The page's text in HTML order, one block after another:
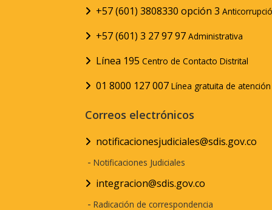
+57 (601) 3808330 opción 3
+57 (601) 3 27 97 97 Administrativa
Línea 195 Centro de Contacto Distrital
01 8000 127 007 Línea gratuita de
Correos electrónicos
notificacionesjudiciales@sdis.gov.co
- Notificaciones Judiciales
integracion@sdis.gov.co
- Radicación de correspondencia